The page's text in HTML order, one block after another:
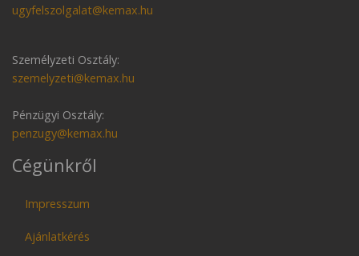
ugyfelszolgalat@kemax.hu
Személyzeti Osztály:
szemelyzeti@kemax.hu
Pénzügyi Osztály:
penzugy@kemax.hu
Cégünkről
Impresszum
Ajánlatkérés